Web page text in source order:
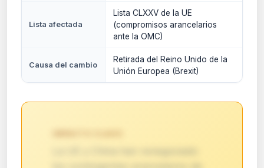
Lista afectada
Lista CLXXV de la UE
(compromisos arancelarios
ante la OMC)
Causa del cambio
Retirada del Reino Unido de la
Unión Europea (Brexit)